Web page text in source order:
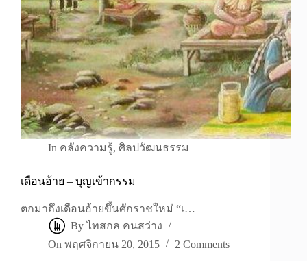
In คลังความรู้,ศิลปวัฒนธรรม
เดือนอ้าย – บุญเข้ากรรม
ตกมาถึงเดือนอ้ายขึ้นศักราชใหม่ “เ…
By ไทสกล คนสว่าง
On พฤศจิกายน 20, 2015 2 Comments